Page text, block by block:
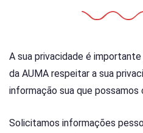
A sua privacidade é
da AUMA respeitar a sua
informação sua que possamos
Solicitamos informações